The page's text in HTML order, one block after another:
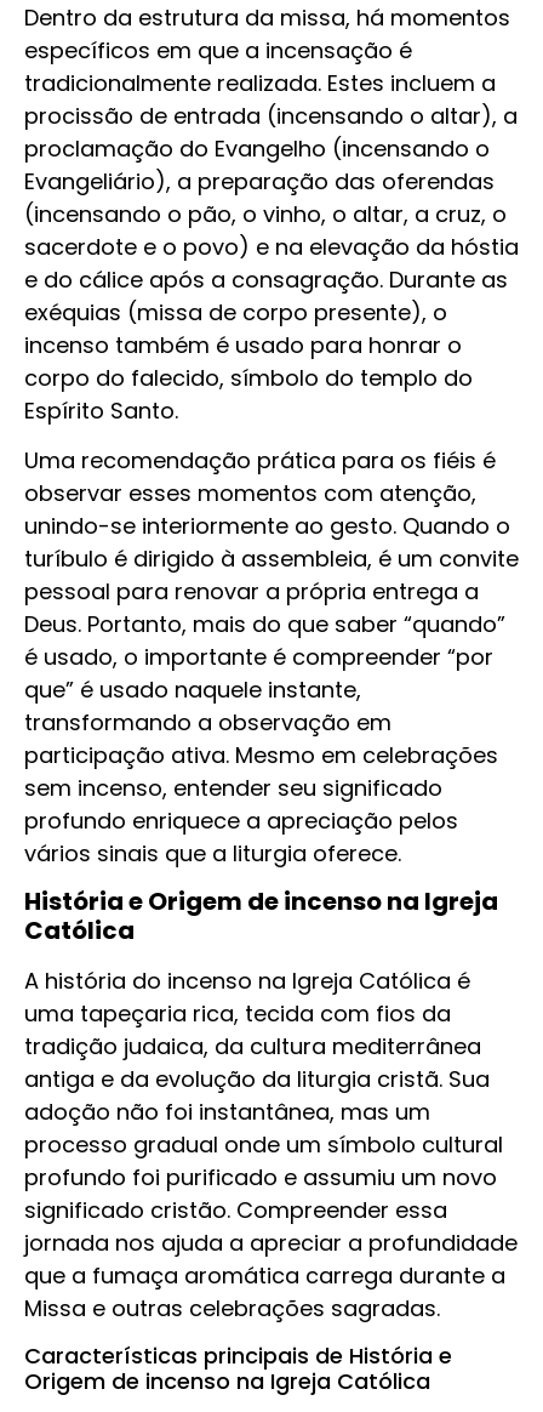
Dentro da estrutura da missa, há momentos
específicos em que a incensação é
tradicionalmente realizada. Estes incluem a
procissão de entrada (incensando o altar), a
proclamação do Evangelho (incensando o
Evangeliário), a preparação das oferendas
(incensando o pão, o vinho, o altar, a cruz, o
sacerdote e o povo) e na elevação da hóstia
e do cálice após a consagração. Durante as
exéquias (missa de corpo presente), o
incenso também é usado para honrar o
corpo do falecido, símbolo do templo do
Espírito Santo.
Uma recomendação prática para os fiéis é
observar esses momentos com atenção,
unindo-se interiormente ao gesto. Quando o
turíbulo é dirigido à assembleia, é um convite
pessoal para renovar a própria entrega a
Deus. Portanto, mais do que saber “quando”
é usado, o importante é compreender “por
que” é usado naquele instante,
transformando a observação em
participação ativa. Mesmo em celebrações
sem incenso, entender seu significado
profundo enriquece a apreciação pelos
vários sinais que a liturgia oferece.
História e Origem de incenso na Igreja
Católica
A história do incenso na Igreja Católica é
uma tapeçaria rica, tecida com fios da
tradição judaica, da cultura mediterrânea
antiga e da evolução da liturgia cristã. Sua
adoção não foi instantânea, mas um
processo gradual onde um símbolo cultural
profundo foi purificado e assumiu um novo
significado cristão. Compreender essa
jornada nos ajuda a apreciar a profundidade
que a fumaça aromática carrega durante a
Missa e outras celebrações sagradas.
Características principais de História e
Origem de incenso na Igreja Católica